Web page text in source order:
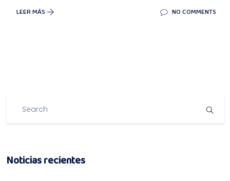
LEER MÁS NO COMMENTS
Noticias recientes